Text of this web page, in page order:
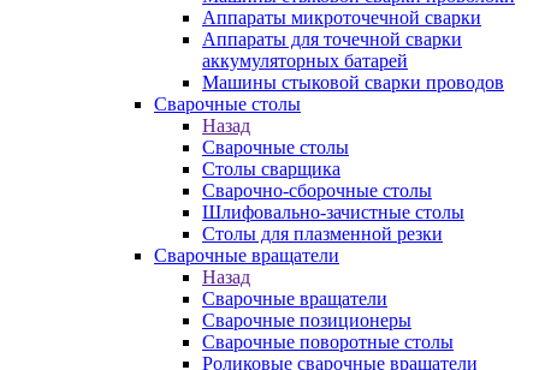
Аппараты микроточечной сварки
Аппараты для точечной сварки
аккумуляторных батарей
Машины стыковой сварки проводов
Сварочные столы
Назад
Сварочные столы
Столы сварщика
Сварочно-сборочные столы
Шлифовально-зачистные столы
Столы для плазменной резки
Сварочные вращатели
Назад
Сварочные вращатели
Сварочные позиционеры
Сварочные поворотные столы
Роликовые сварочные вращатели